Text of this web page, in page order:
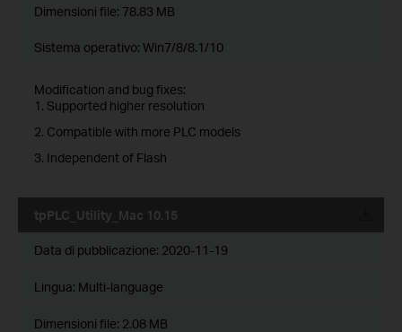
Dimensioni file: 78.83 MB
Sistema operativo: Win7/8/8.1/10
Modification and bug fixes:
1. Supported higher resolution
2. Compatible with more PLC models
3. Independent of Flash
tpPLC_Utility_Mac 10.15
Data di pubblicazione: 2020-11-19
Lingua: Multi-language
Dimensioni file: 2.08 MB